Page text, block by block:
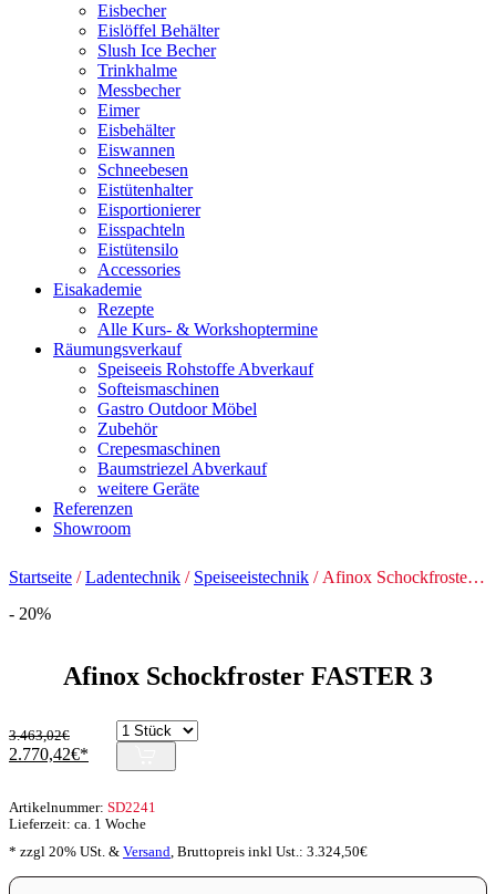
Eisbecher
Eislöffel Behälter
Slush Ice Becher
Trinkhalme
Messbecher
Eimer
Eisbehälter
Eiswannen
Schneebesen
Eistütenhalter
Eisportionierer
Eisspachteln
Eistütensilo
Accessories
Eisakademie
Rezepte
Alle Kurs- & Workshoptermine
Räumungsverkauf
Speiseeis Rohstoffe Abverkauf
Softeismaschinen
Gastro Outdoor Möbel
Zubehör
Crepesmaschinen
Baumstriezel Abverkauf
weitere Geräte
Referenzen
Showroom
Startseite /Ladentechnik / Speiseeistechnik / Afinox Schockfroster FASTER 3
- 20%
Afinox Schockfroster FASTER 3
3.463,02€
Ursprünglicher
3.463,02€
2.770,42€
Preis
2.770,42€.
* zzgl 20% USt. & Versand Bruttopreis inkl Ust.: 3.324,50€
Artikelnummer: SD2241
Lieferzeit: ca. 1 Woche